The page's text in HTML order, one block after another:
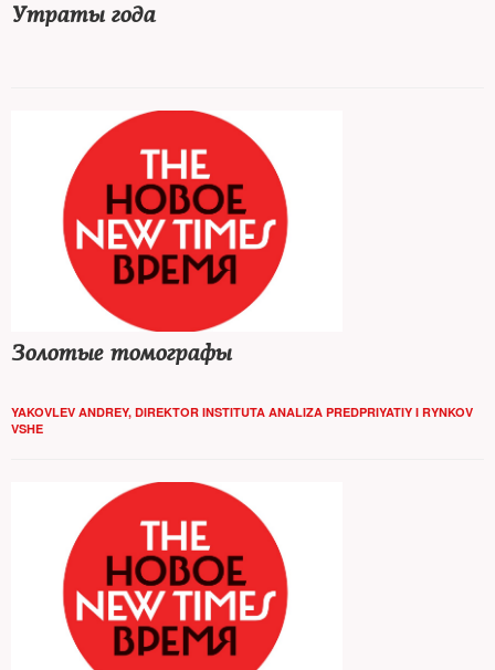
Утраты года
Золотые томографы
YAKOVLEV ANDREY, DIREKTOR INSTITUTA ANALIZA PREDPRIYATIY I RYNKOV
VSHE